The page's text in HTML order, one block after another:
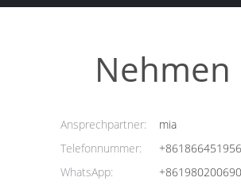
Nehmen
Ansprechpartner:
mia
Telefonnummer:
WhatsApp: